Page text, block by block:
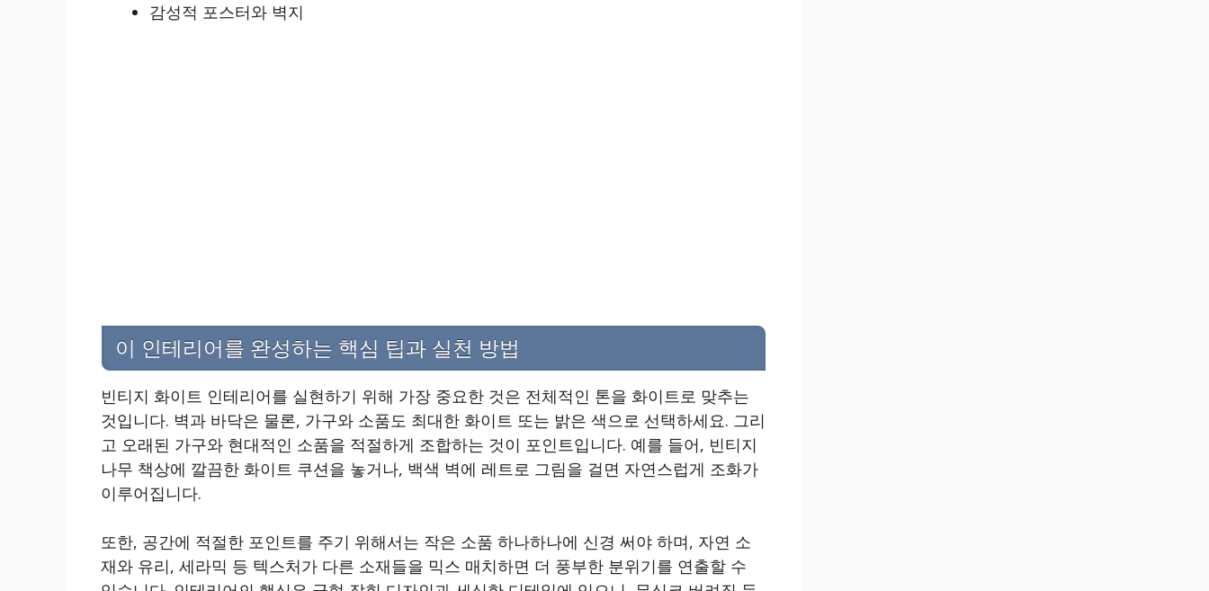
감성적 포스터와 벽지
이 인테리어를 완성하는 핵심 팁과 실천 방법
빈티지 화이트 인테리어를 실현하기 위해 가장 중요한 것은 전체적인 톤을 화이트로 맞추는
것입니다. 벽과 바닥은 물론, 가구와 소품도 최대한 화이트 또는 밝은 색으로 선택하세요. 그리
고 오래된 가구와 현대적인 소품을 적절하게 조합하는 것이 포인트입니다. 예를 들어, 빈티지
나무 책상에 깔끔한 화이트 쿠션을 놓거나, 백색 벽에 레트로 그림을 걸면 자연스럽게 조화가
이루어집니다.
또한, 공간에 적절한 포인트를 주기 위해서는 작은 소품 하나하나에 신경 써야 하며, 자연 소
재와 유리, 세라믹 등 텍스처가 다른 소재들을 믹스 매치하면 더 풍부한 분위기를 연출할 수